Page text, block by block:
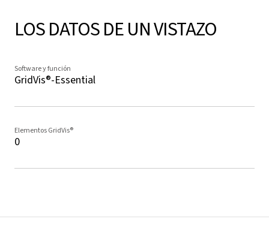
LOS DATOS DE UN VISTAZO
Software y función
GridVis®-Essential
Elementos GridVis®
0